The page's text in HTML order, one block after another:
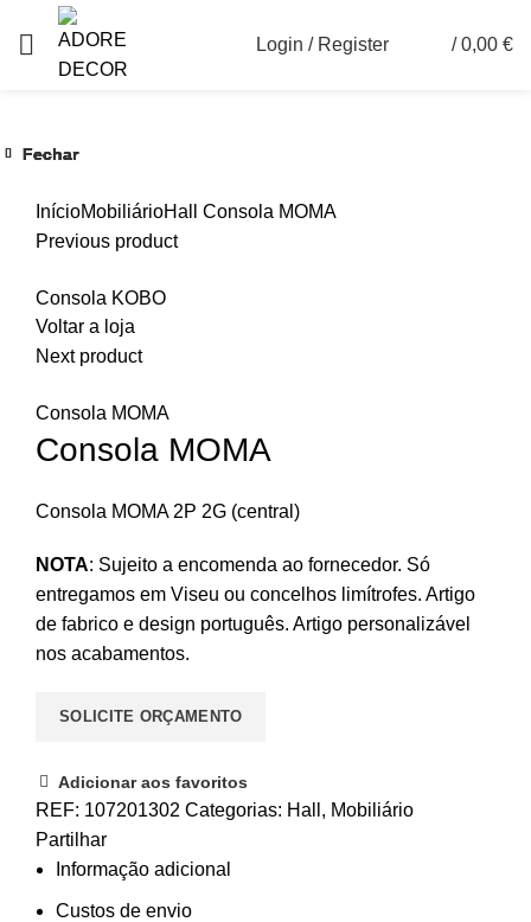
Login / Register / 0,00 €
InícioMobiliárioHall
Consola MOMA
Previous product
Consola KOBO
Voltar a loja
Next product
Consola MOMA
Consola MOMA
Consola MOMA 2P 2G (central)
NOTA: Sujeito a encomenda ao fornecedor. Só
entregamos em Viseu ou concelhos limítrofes. Artigo
de fabrico e design português. Artigo personalizável
nos acabamentos.
SOLICITE ORÇAMENTO
Adicionar aos favoritos
REF: 107201302 Categorias: Hall , Mobiliário
Partilhar
Informação adicional
Custos de envio
Fechar
Fechar
Fechar
Fechar
Fechar
Fechar